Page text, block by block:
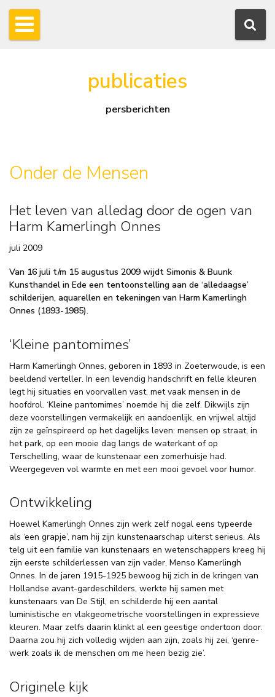
publicaties
persberichten
Onder de Mensen
Het leven van alledag door de ogen van
Harm Kamerlingh Onnes
juli 2009
Van 16 juli t/m 15 augustus 2009 wijdt Simonis & Buunk
Kunsthandel in Ede een tentoonstelling aan de ‘alledaagse’
schilderijen, aquarellen en tekeningen van Harm Kamerlingh
Onnes (1893-1985).
‘Kleine pantomimes’
Harm Kamerlingh Onnes, geboren in 1893 in Zoeterwoude, is een
beeldend verteller. In een levendig handschrift en felle kleuren
legt hij situaties en voorvallen vast, met vaak mensen in de
hoofdrol. ‘Kleine pantomimes’ noemde hij die zelf. Dikwijls zijn
deze voorstellingen vermakelijk en aandoenlijk, en vrijwel altijd
zijn ze geïnspireerd op het dagelijks leven: mensen op straat, in
het park, op een mooie dag langs de waterkant of op
Terschelling, waar de kunstenaar een zomerhuisje had.
Weergegeven vol warmte en met een mooi gevoel voor humor.
Ontwikkeling
Hoewel Kamerlingh Onnes zijn werk zelf nogal eens typeerde
als ‘een grapje’, nam hij zijn kunstenaarschap uiterst serieus. Als
telg uit een familie van kunstenaars en wetenschappers kreeg hij
zijn eerste schilderlessen van zijn vader, Menso Kamerlingh
Onnes. In de jaren 1915-1925 bewoog hij zich in de kringen van
Hollandse avant-gardeschilders, werkte hij samen met
kunstenaars van De Stijl, en schilderde hij een aantal
luministische en vlakgeometrische voorstellingen in expressieve
kleuren. Maar zelfs daarin klinkt al een geestige ondertoon door.
Daarna zou hij zich volledig wijden aan zijn, zoals hij zei, ‘genre-
werk zoals ik de menschen om me heen bezig zie’.
Originele kijk